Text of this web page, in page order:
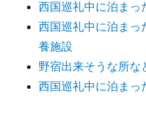
西国巡礼中に泊まっ
西国巡礼中に泊まっ
養施設
野宿出来そうな所な
西国巡礼中に泊まっ